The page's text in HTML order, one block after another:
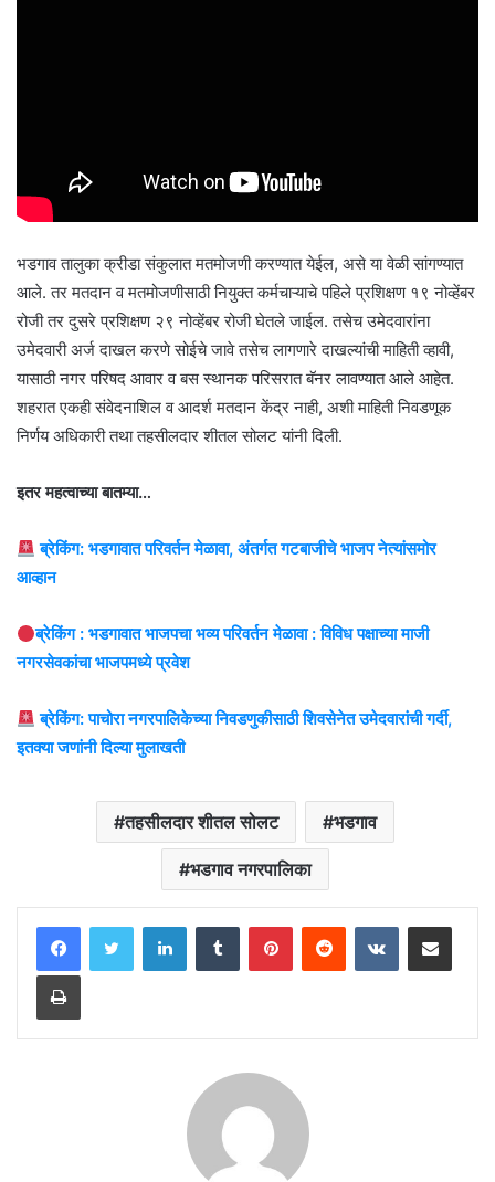
भडगाव तालुका क्रीडा संकुलात मतमोजणी करण्यात येईल, असे या वेळी सांगण्यात
आले. तर मतदान व मतमोजणीसाठी नियुक्त कर्मचाऱ्याचे पहिले प्रशिक्षण १९ नोव्हेंबर
रोजी तर दुसरे प्रशिक्षण २९ नोव्हेंबर रोजी घेतले जाईल. तसेच उमेदवारांना
उमेदवारी अर्ज दाखल करणे सोईचे जावे तसेच लागणारे दाखल्यांची माहिती व्हावी,
यासाठी नगर परिषद आवार व बस स्थानक परिसरात बॅनर लावण्यात आले आहेत.
शहरात एकही संवेदनाशिल व आदर्श मतदान केंद्र नाही, अशी माहिती निवडणूक
निर्णय अधिकारी तथा तहसीलदार शीतल सोलट यांनी दिली.
इतर महत्वाच्या बातम्या…
ब्रेकिंग: भडगावात परिवर्तन मेळावा, अंतर्गत गटबाजीचे भाजप नेत्यांसमोर
आव्हान
ब्रेकिंग : भडगावात भाजपचा भव्य परिवर्तन मेळावा : विविध पक्षाच्या माजी
नगरसेवकांचा भाजपमध्ये प्रवेश
ब्रेकिंग: पाचोरा नगरपालिकेच्या निवडणुकीसाठी शिवसेनेत उमेदवारांची गर्दी,
इतक्या जणांनी दिल्या मुलाखती
तहसीलदार शीतल सोलट भडगाव
भडगाव नगरपालिका
LinkedInTumblr PinterestReddit VKontakteShare via Email
Print